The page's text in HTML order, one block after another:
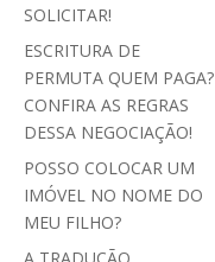
SOLICITAR!
ESCRITURA DE
PERMUTA QUEM PAGA?
CONFIRA AS REGRAS
DESSA NEGOCIAÇÃO!
POSSO COLOCAR UM
IMÓVEL NO NOME DO
MEU FILHO?
A TRADUÇÃO